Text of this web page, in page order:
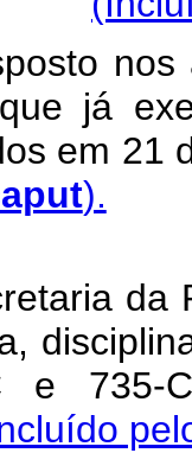
nos
já
em 21
).
da
e